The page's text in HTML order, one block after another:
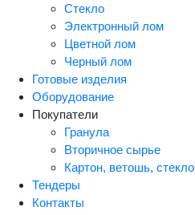
Стекло
Электронный лом
Цветной лом
Черный лом
Готовые изделия
Оборудование
Покупатели
Гранула
Вторичное сырье
Картон, ветошь, стекло
Тендеры
Контакты